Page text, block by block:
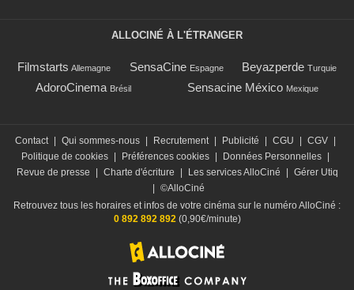
ALLOCINÉ À L'ÉTRANGER
Filmstarts Allemagne SensaCine Espagne Beyazperde Turquie
AdoroCinema Brésil Sensacine México Mexique
Contact Qui sommes-nous Recrutement Publicité CGU CGV
Politique de cookies
Préférences cookies Données Personnelles
Revue de presse
Charte d'écriture Les services AlloCiné
Gérer Utiq
©AlloCiné
Retrouvez tous les horaires et infos de votre cinéma sur le numéro AlloCiné :
0 892 892 892(0,90€/minute)